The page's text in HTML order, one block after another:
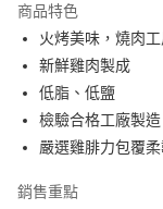
合作金庫商業銀行
華南商業銀行
上海商業儲蓄銀行
國泰世華商業銀行
臺灣中小企業銀行
匯豐（台灣）商業銀
聯邦商業銀行
元大商業銀行
超商取貨付款
LINE Pay
Apple Pay
街口支付
悠遊付
商品特色
火烤美味，燒肉
新鮮雞肉製成
低脂、低鹽
檢驗合格工廠製造
嚴選雞腓力包覆
銷售重點